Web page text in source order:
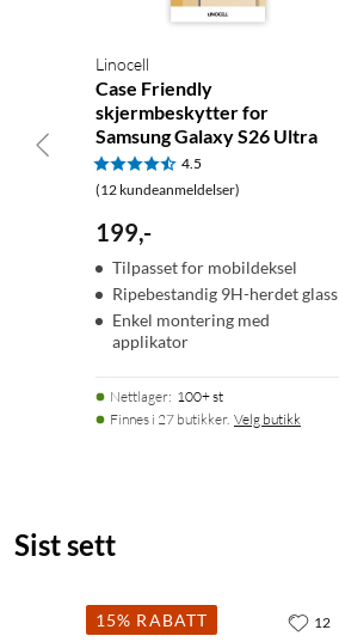
Linocell
Case Friendly
skjermbeskytter for
Samsung Galaxy S26 Ultra
4.5
(12 kundeanmeldelser)
199,-
Tilpasset for mobildeksel
Ripebestandig 9H-herdet glass
Enkel montering med
applikator
Nettlager: 100+ st
Finnes i 27 butikker. Velg butikk
Sist sett
15% RABATT 12